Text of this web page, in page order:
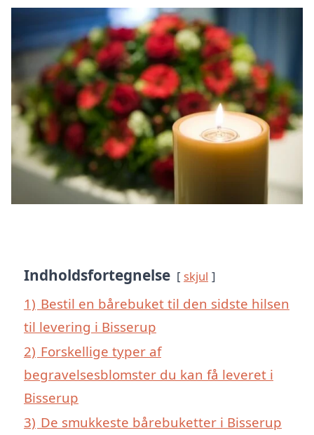
Indholdsfortegnelse skjul
1) Bestil en bårebuket til den sidste hilsen
til levering i Bisserup
2) Forskellige typer af
begravelsesblomster du kan få leveret i
Bisserup
3) De smukkeste bårebuketter i Bisserup